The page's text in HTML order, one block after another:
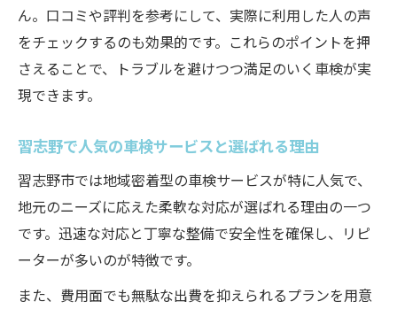
ん。口コミや評判を参考にして、実際に利用した人の声
をチェックするのも効果的です。これらのポイントを押
さえることで、トラブルを避けつつ満足のいく車検が実
現できます。
習志野で人気の車検サービスと選ばれる理由
習志野市では地域密着型の車検サービスが特に人気で、
地元のニーズに応えた柔軟な対応が選ばれる理由の一つ
です。迅速な対応と丁寧な整備で安全性を確保し、リピ
ーターが多いのが特徴です。
また、費用面でも無駄な出費を抑えられるプランを用意